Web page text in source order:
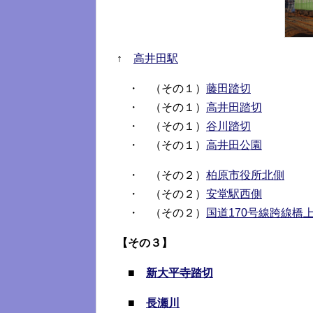
↑ 高井田駅
・ （その１） 藤田踏切
・ （その１） 高井田踏切
・ （その１） 谷川踏切
・ （その１） 高井田公園
・ （その２） 柏原市役所北側
・ （その２） 安堂駅西側
・ （その２）
国道170号線跨線橋
【その３】
■ 新大平寺踏切
■ 長瀬川